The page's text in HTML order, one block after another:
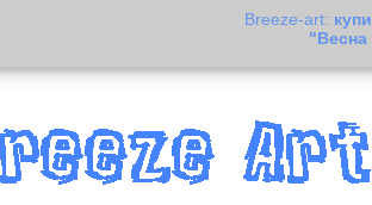
Breeze-art:
"Весна